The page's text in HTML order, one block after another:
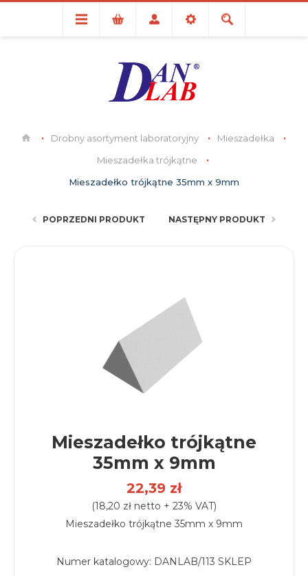
Drobny asortyment laboratoryjny
Mieszadełka
Mieszadełka trójkątne
Mieszadełko trójkątne 35mm x 9mm
POPRZEDNI PRODUKT NASTĘPNY PRODUKT
Mieszadełko trójkątne
35mm x 9mm
22,39 zł
(18,20 zł netto + 23% VAT)
Mieszadełko trójkątne 35mm x 9mm
Numer katalogowy: DANLAB/113 SKLEP